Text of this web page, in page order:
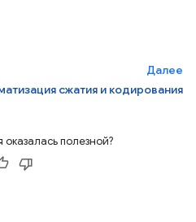
Далее
сжатия и кодирования
полезной?